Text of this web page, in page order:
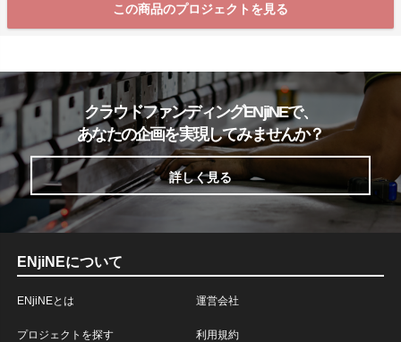
この商品のプロジェクトを見る
クラウドファンディングENjiNEで、
あなたの企画を実現してみませんか？
詳しく見る
ENjiNEについて
ENjiNEとは
プロジェクトを探す
運営会社
利用規約